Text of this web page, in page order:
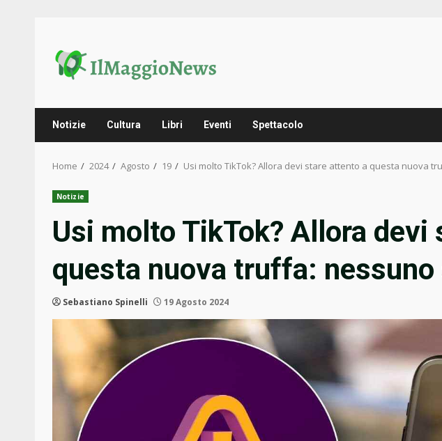
content
Notizie Cultura Libri Eventi Spettacolo
Home 2024 Agosto 19 Usi molto TikTok? Allora devi stare attento a questa nuova
Notizie
Usi molto TikTok? Allora devi
questa nuova truffa: nessuno
Sebastiano Spinelli 19 Agosto 2024